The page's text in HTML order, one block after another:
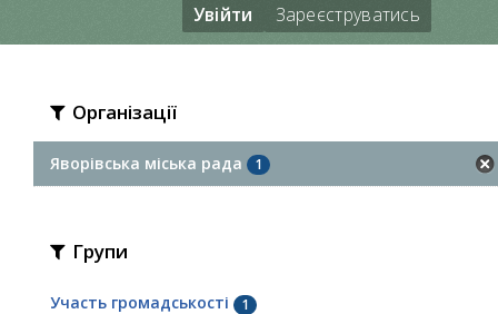
Увійти Зареєструватись
Організації
Яворівська міська рада 1
Групи
Участь громадськості 1